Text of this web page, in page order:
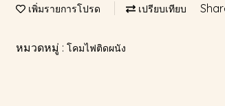
เพิ่มรายการโปรด เปรียบเทียบ
หมวดหมู่ : โคมไฟติดผนัง